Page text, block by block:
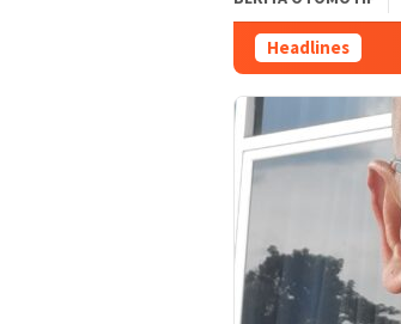
Headlines